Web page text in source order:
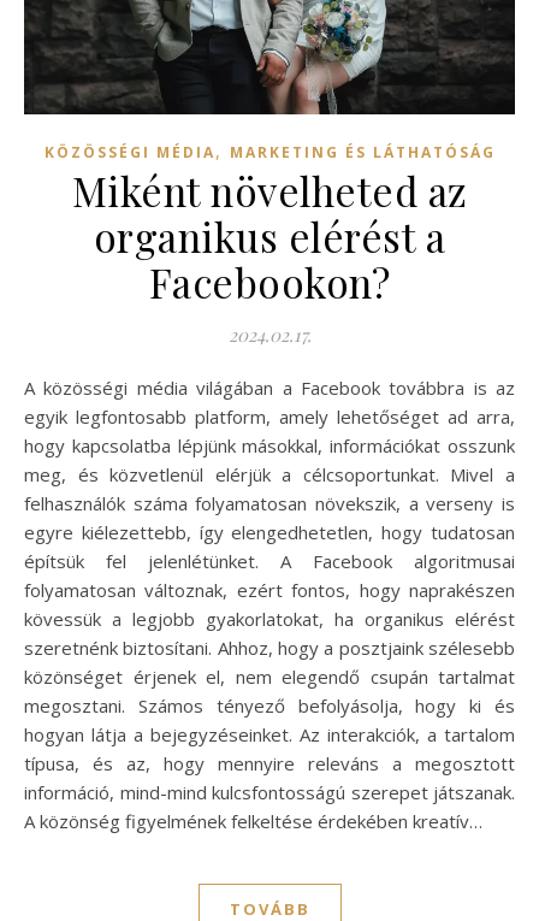
KÖZÖSSÉGI MÉDIA, MARKETING ÉS LÁTHATÓSÁG
Miként növelheted az
organikus elérést a
Facebookon?
2024.02.17.
A közösségi média világában a Facebook továbbra is az
egyik legfontosabb platform, amely lehetőséget ad arra,
hogy kapcsolatba lépjünk másokkal, információkat osszunk
meg, és közvetlenül elérjük a célcsoportunkat. Mivel a
felhasználók száma folyamatosan növekszik, a verseny is
egyre kiélezettebb, így elengedhetetlen, hogy tudatosan
építsük fel jelenlétünket. A Facebook algoritmusai
folyamatosan változnak, ezért fontos, hogy naprakészen
kövessük a legjobb gyakorlatokat, ha organikus elérést
szeretnénk biztosítani. Ahhoz, hogy a posztjaink szélesebb
közönséget érjenek el, nem elegendő csupán tartalmat
megosztani. Számos tényező befolyásolja, hogy ki és
hogyan látja a bejegyzéseinket. Az interakciók, a tartalom
típusa, és az, hogy mennyire releváns a megosztott
információ, mind-mind kulcsfontosságú szerepet játszanak.
A közönség figyelmének felkeltése érdekében kreatív…
TOVÁBB